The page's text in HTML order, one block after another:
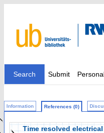
Search Submit
Information References (0)
Time resolved